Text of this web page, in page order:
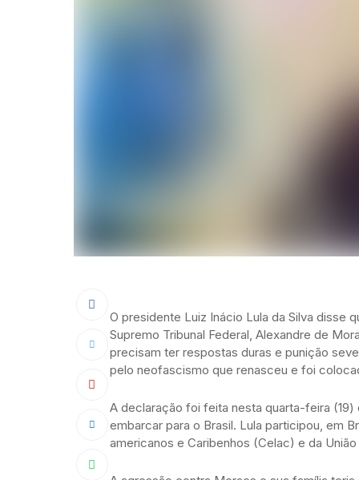
O presidente Luiz Inácio Lula da Silva disse
Supremo Tribunal Federal, Alexandre de
precisam ter respostas duras e punição
pelo neofascismo que renasceu e foi
A declaração foi feita nesta quarta-feira
embarcar para o Brasil. Lula participou, em
americanos e Caribenhos (Celac) e da